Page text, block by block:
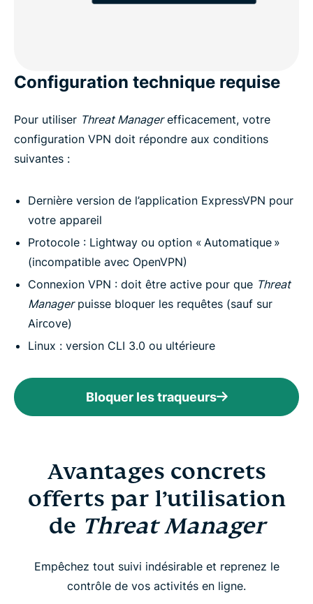
Configuration technique requise
Pour utiliser Threat Managerefficacement, votre
configuration VPN doit répondre aux conditions
suivantes :
Dernière version de l’application ExpressVPN pour
votre appareil
Protocole : Lightway ou option « Automatique »
(incompatible avec OpenVPN)
Connexion VPN : doit être active pour que Threat
Managerpuisse bloquer les requêtes (sauf sur
Airсove)
Linux : version CLI 3.0 ou ultérieure
Bloquer les traqueurs
Avantages concrets
offerts par l’utilisation
de Threat Manager
Empêchez tout suivi indésirable et reprenez le
contrôle de vos activités en ligne.